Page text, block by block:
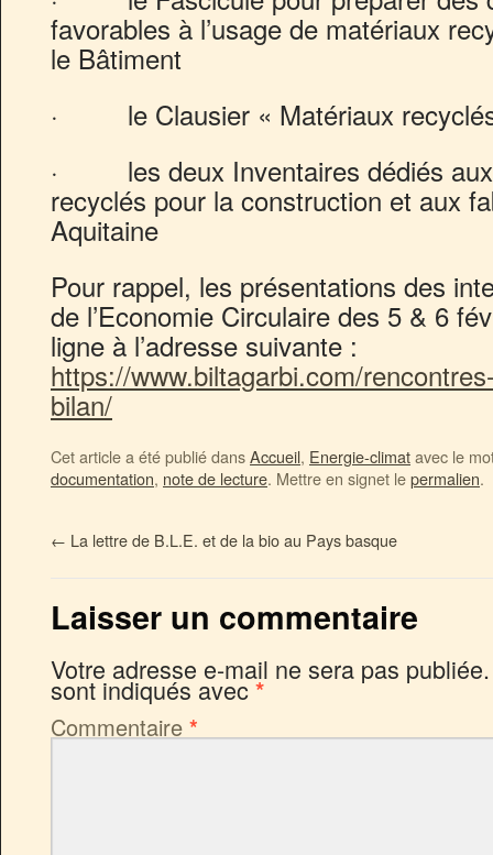
favorables à l’usage de matériaux
le Bâtiment
· le Clausier « Matériaux recyclés
· les deux Inventaires dédiés aux
recyclés pour la construction et aux
Aquitaine
Pour rappel, les présentations des
de l’Economie Circulaire des 5 & 6
ligne à l’adresse suivante :
https://www.biltagarbi.com/
bilan/
Cet article a été publié dansAccueil, Energie-climatavec le
documentation, note de lecture. Mettre en signet lepermalien.
← La lettre de B.L.E. et de la bio au Pays basque
Laisser un commentaire
Votre adresse e-mail ne sera pas publiée.
sont indiqués avec*
Commentaire *